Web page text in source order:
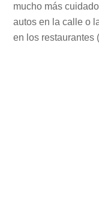
mucho más
autos en la calle o
en los restaurantes